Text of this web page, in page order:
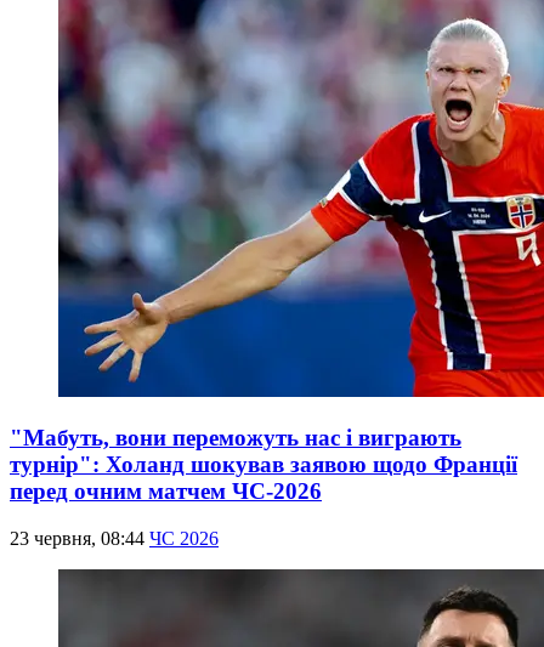
"Мабуть, вони переможуть нас і виграють
турнір": Холанд шокував заявою щодо Франції
перед очним матчем ЧС-2026
23 червня, 08:44 ЧС 2026